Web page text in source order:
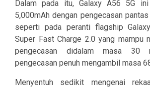
Dalam pada itu, Galaxy A56 5G
5,000mAh dengan pengecasan
seperti pada peranti flagship
Super Fast Charge 2.0 yang mampu
pengecasan didalam masa 30
pengecasan penuh mengambil masa
Menyentuh sedikit mengenai